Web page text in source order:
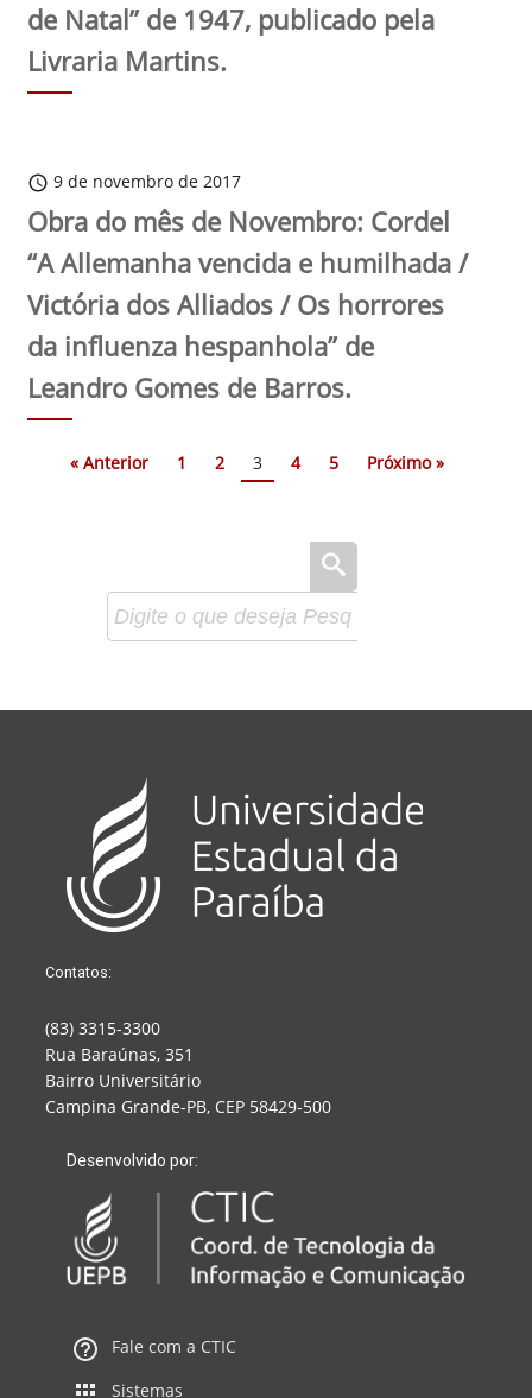
de Natal” de 1947, publicado pela
Livraria Martins.
schedule 9 de novembro de 2017
Obra do mês de Novembro: Cordel
“A Allemanha vencida e humilhada /
Victória dos Alliados / Os horrores
da influenza hespanhola” de
Leandro Gomes de Barros.
« Anterior 1 2 3 4 5 Próximo »
Contatos:
(83) 3315-3300
Rua Baraúnas, 351
Bairro Universitário
Campina Grande-PB, CEP 58429-500
Desenvolvido por:
Fale com a CTIC
Sistemas